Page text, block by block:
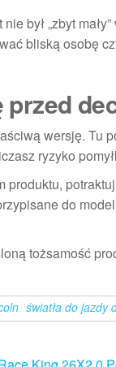
był „zbyt
bliską osobę
wersję. Tu
ryzyko
produktu,
do
tożsamość
światła do jazdy